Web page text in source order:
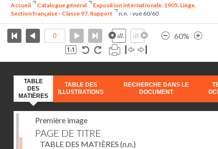
élévé
Accueil Catalogue général
Exposition internationale. 1905. Liège.
Section française - Classe 97. Rapport
n.n. - vue 60/60
60%
TABLE
DES
MATIÈRES
TABLE DES
ILLUSTRATIONS
RECHERCHE DANS LE
DOCUMENT
Première image
PAGE DE TITRE
TABLE DES MATIÈRES (n.n.)